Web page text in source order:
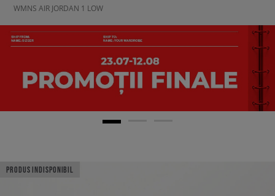
WMNS AIR JORDAN 1 LOW
PRODUS INDISPONIBIL